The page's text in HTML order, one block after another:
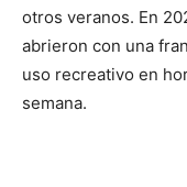
otros veranos. En
abrieron con una
uso recreativo en
semana.